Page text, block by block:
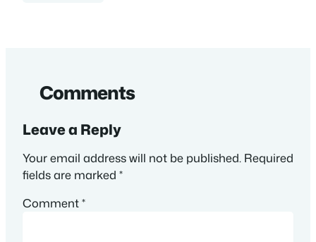
Comments
Leave a Reply
Your email address will not be published. Required
fields are marked *
Comment*